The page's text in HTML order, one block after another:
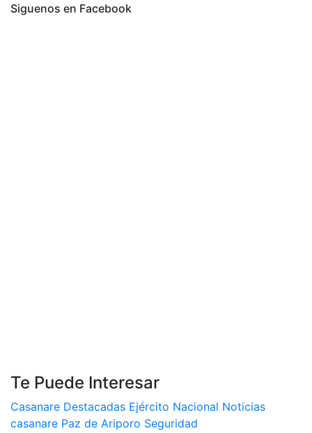
Siguenos en Facebook
Te Puede Interesar
Casanare Destacadas Ejército Nacional Noticias
casanare Paz de Ariporo Seguridad